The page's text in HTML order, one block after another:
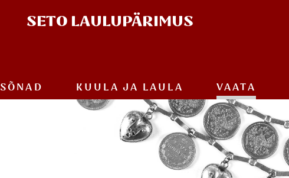
SETO LAULUPÄRIMUS
SÕNAD KUULA JA LAULA VAATA